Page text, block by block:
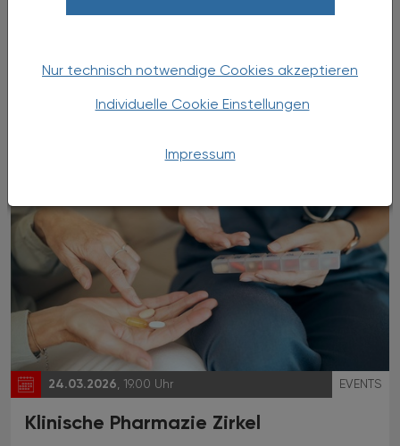
Nur technisch notwendige Cookies akzeptieren
Individuelle Cookie Einstellungen
Impressum
sicherversorgt.at -
24.03.2026 , 19.00 Uhr EVENTS
Klinische Pharmazie Zirkel